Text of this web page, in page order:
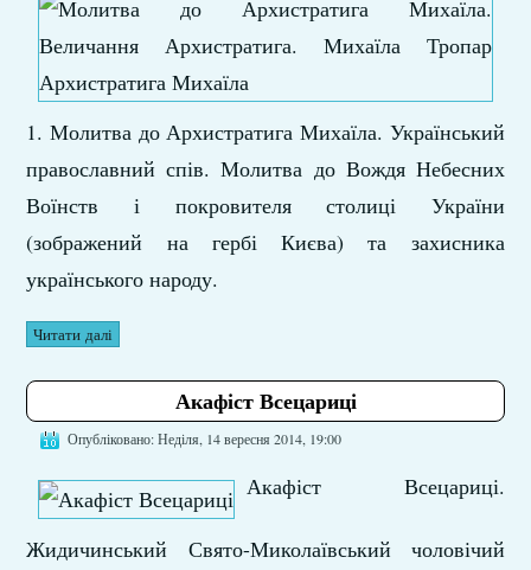
1. Молитва до Архистратига Михаїла. Український
православний спів. Молитва до Вождя Небесних
Воїнств і покровителя столиці України
(зображений на гербі Києва) та захисника
українського народу.
Читати далі
Акафіст Всецариці
Опубліковано: Неділя, 14 вересня 2014, 19:00
Акафіст Всецариці.
Жидичинський Свято-Миколаївський чоловічий